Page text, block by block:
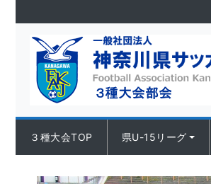
３種大会TOP 県U-15リーグ